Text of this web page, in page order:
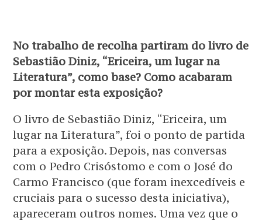
No trabalho de recolha partiram do livro de
Sebastião Diniz, “Ericeira, um lugar na
Literatura”, como base? Como acabaram
por montar esta exposição?
O livro de Sebastião Diniz, “Ericeira, um
lugar na Literatura”, foi o ponto de partida
para a exposição. Depois, nas conversas
com o Pedro Crisóstomo e com o José do
Carmo Francisco (que foram inexcedíveis e
cruciais para o sucesso desta iniciativa),
apareceram outros nomes. Uma vez que o